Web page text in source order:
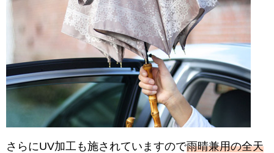
さらにUV加工も施されていますので雨晴兼用の全天